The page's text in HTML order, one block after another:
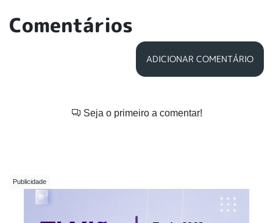
Comentários
ADICIONAR COMENTÁRIO
Seja o primeiro a comentar!